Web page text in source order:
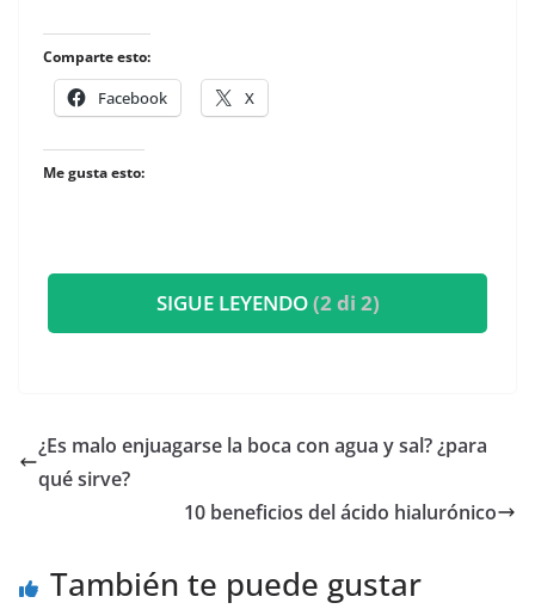
Comparte esto:
Facebook X
Me gusta esto:
SIGUE LEYENDO(2 di 2)
¿Es malo enjuagarse la boca con agua y sal? ¿para
qué sirve?
10 beneficios del ácido hialurónico
También te puede gustar